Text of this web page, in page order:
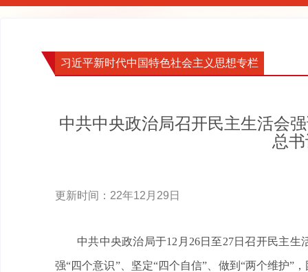
习近平新时代中国特色社会主义思想专栏
中共中央政治局召开民主生活会
总
更新时间：22年12月29日
中共中央政治局于12月26日至27日召开民主
强“四个意识”、坚定“四个自信”、做到“两个维护”